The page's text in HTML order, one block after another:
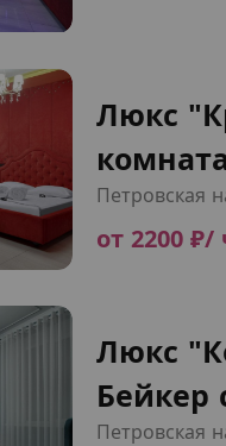
Люкс
Петровская
от 2200 ₽/
Люкс
Бейкер
Петровская